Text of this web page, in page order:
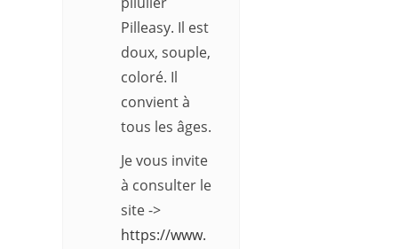
Pilleasy. Il est
doux, souple,
coloré. Il
convient à
tous les âges.
Je vous invite
à consulter le
site ->
https://www.